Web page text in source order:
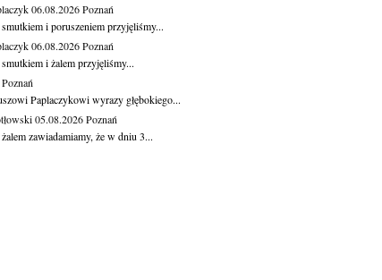
06.08.2026Poznań
i poruszeniem przyjęliśmy...
06.08.2026Poznań
i żalem przyjęliśmy...
Poznań
Paplaczykowi wyrazy głębokiego...
05.08.2026Poznań
zawiadamiamy, że w dniu 3...